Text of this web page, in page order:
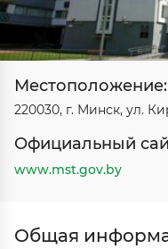
Общая
Местоположение:
220030, г. Минск, ул.
Официальный
www.mst.gov.by